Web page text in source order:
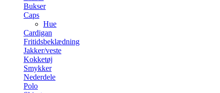
Bukser
Caps
Hue
Cardigan
Fritidsbeklædning
Jakker/veste
Kokketøj
Smykker
Nederdele
Polo